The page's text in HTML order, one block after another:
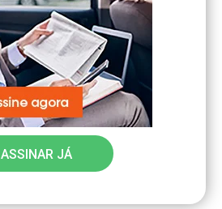
ASSINAR JÁ